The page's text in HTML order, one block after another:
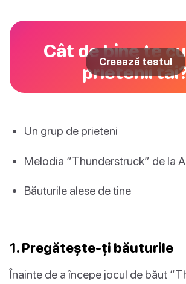
Cât de bine te
prietenii
Creează testul
Un grup de prieteni
Melodia “Thunderstruck” de la
Băuturile alese de tine
1. Pregătește-ți băuturile
Înainte de a începe jocul de băut